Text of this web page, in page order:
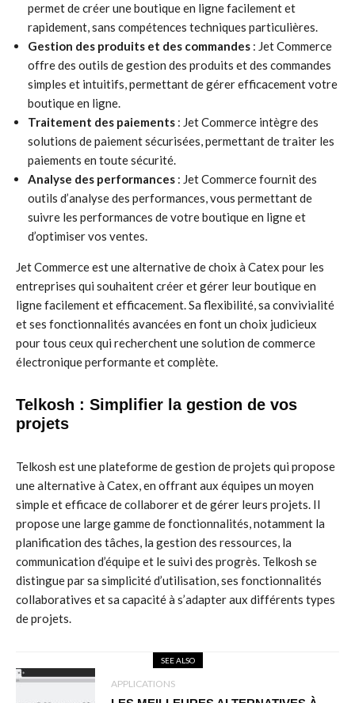
permet de créer une boutique en ligne facilement et
rapidement, sans compétences techniques particulières.
Gestion des produits et des commandes : Jet Commerce
offre des outils de gestion des produits et des commandes
simples et intuitifs, permettant de gérer efficacement votre
boutique en ligne.
Traitement des paiements : Jet Commerce intègre des
solutions de paiement sécurisées, permettant de traiter les
paiements en toute sécurité.
Analyse des performances : Jet Commerce fournit des
outils d’analyse des performances, vous permettant de
suivre les performances de votre boutique en ligne et
d’optimiser vos ventes.
Jet Commerce est une alternative de choix à Catex pour les
entreprises qui souhaitent créer et gérer leur boutique en
ligne facilement et efficacement. Sa flexibilité, sa convivialité
et ses fonctionnalités avancées en font un choix judicieux
pour tous ceux qui recherchent une solution de commerce
électronique performante et complète.
Telkosh : Simplifier la gestion de vos
projets
Telkosh est une plateforme de gestion de projets qui propose
une alternative à Catex, en offrant aux équipes un moyen
simple et efficace de collaborer et de gérer leurs projets. Il
propose une large gamme de fonctionnalités, notamment la
planification des tâches, la gestion des ressources, la
communication d’équipe et le suivi des progrès. Telkosh se
distingue par sa simplicité d’utilisation, ses fonctionnalités
collaboratives et sa capacité à s’adapter aux différents types
de projets.
SEE ALSO
APPLICATIONS